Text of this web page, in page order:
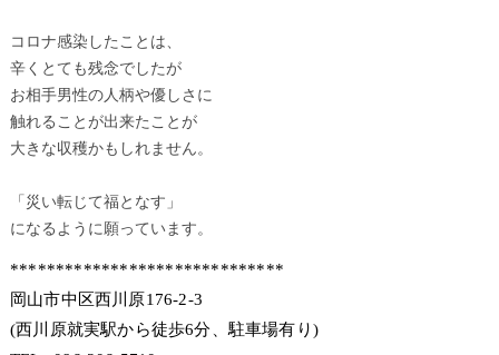
コロナ感染したことは、
辛くとても残念でしたが
お相手男性の人柄や優しさに
触れることが出来たことが
大きな収穫かもしれません。
「災い転じて福となす」
になるように願っています。
******************************
岡山市中区西川原176-2-3
(西川原就実駅から徒歩6分、駐車場有り)